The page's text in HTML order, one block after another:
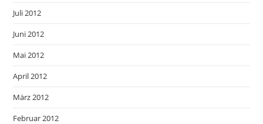
Juli 2012
Juni 2012
Mai 2012
April 2012
März 2012
Februar 2012